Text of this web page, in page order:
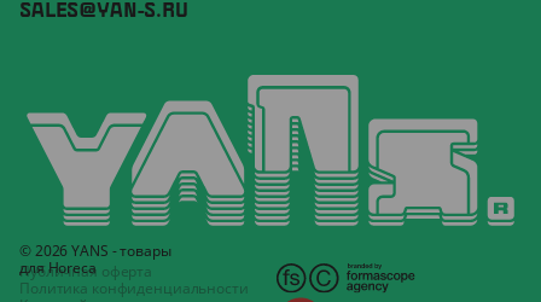
SALES@YAN-S.RU
© 2026 YANS - товары
для Horeca
Публичная оферта
Политика конфиденциальности